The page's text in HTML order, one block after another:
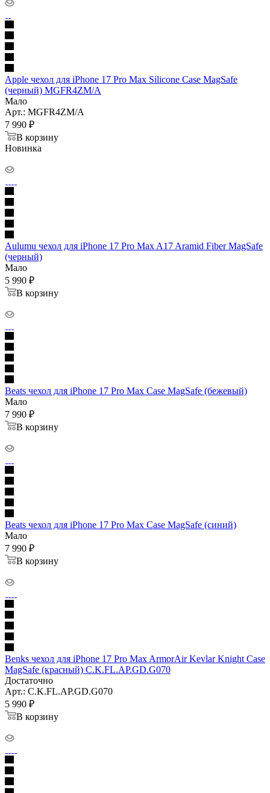
Apple чехол для iPhone 17 Pro Max Silicone Case MagSafe
(черный) MGFR4ZM/A
Мало
Арт.: MGFR4ZM/A
7 990 ₽
В корзину
Новинка
Aulumu чехол для iPhone 17 Pro Max A17 Aramid Fiber MagSafe
(черный)
Мало
5 990 ₽
В корзину
Beats чехол для iPhone 17 Pro Max Case MagSafe (бежевый)
Мало
7 990 ₽
В корзину
Beats чехол для iPhone 17 Pro Max Case MagSafe (синий)
Мало
7 990 ₽
В корзину
Benks чехол для iPhone 17 Pro Max ArmorAir Kevlar Knight Case
MagSafe (красный) C.K.FL.AP.GD.G070
Достаточно
Арт.: C.K.FL.AP.GD.G070
5 990 ₽
В корзину